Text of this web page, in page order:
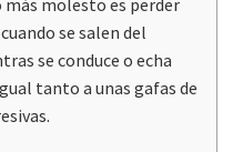
más molesto es perder
se salen del
se conduce o echa
tanto a unas gafas de